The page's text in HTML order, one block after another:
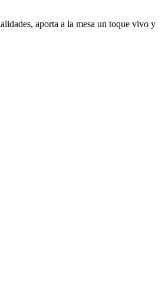
aporta a la mesa un toque vivo y